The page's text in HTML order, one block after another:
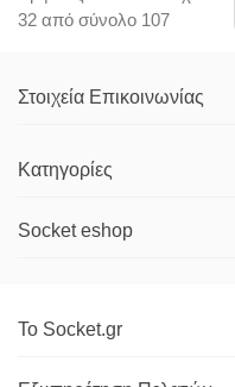
32 από σύνολο 107
Στοιχεία Επικοινωνίας
Κατηγορίες
Socket eshop
Το Socket.gr